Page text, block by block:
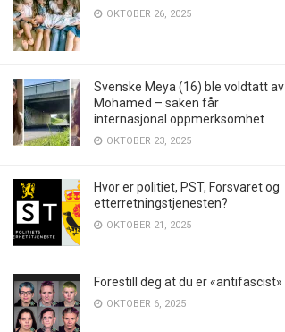
OKTOBER 26, 2025
Svenske Meya (16) ble voldtatt av
Mohamed – saken får
internasjonal oppmerksomhet
OKTOBER 23, 2025
Hvor er politiet, PST, Forsvaret og
etterretningstjenesten?
OKTOBER 21, 2025
Forestill deg at du er «antifascist»
OKTOBER 6, 2025